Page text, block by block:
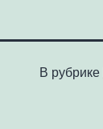
В рубрике